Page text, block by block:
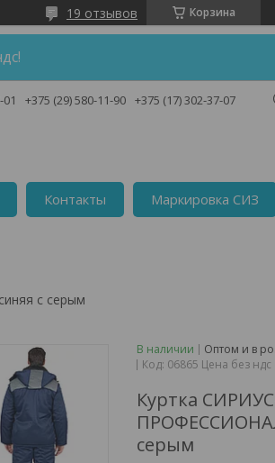
Корзина
19 отзывов
+375 (29) 580-11-90 +375 (17) 302-37-07
Контакты Маркировка СИЗ
с серым
В наличии
Оптом и в
Код: 06865 Цена без ндс
Куртка
серым